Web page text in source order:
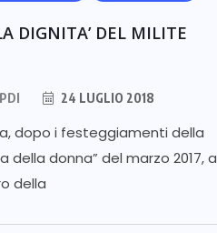
DIGNITA’ DEL MILITE
24 LUGLIO 2018
dopo i festeggiamenti della
donna” del marzo 2017, a
della